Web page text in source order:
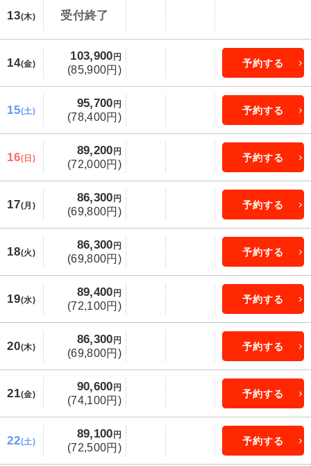
13(木) 受付終了
14(金)
103,900 円
(85,900円)
予約する
15(土)
95,700 円
(78,400円)
予約する
16(日)
89,200 円
(72,000円)
予約する
17(月)
86,300 円
(69,800円)
予約する
18(火)
86,300 円
(69,800円)
予約する
19(水)
89,400 円
(72,100円)
予約する
20(木)
86,300 円
(69,800円)
予約する
21(金)
90,600 円
(74,100円)
予約する
22(土)
89,100 円
(72,500円)
予約する